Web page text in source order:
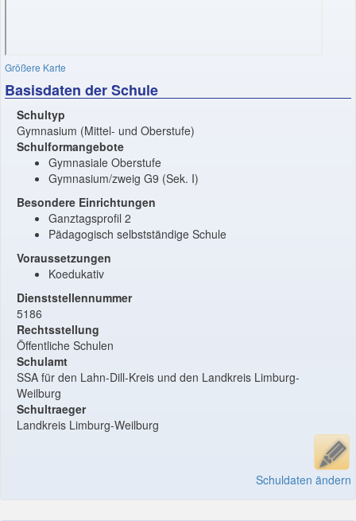
Größere Karte
Basisdaten der Schule
Schultyp
Gymnasium (Mittel- und Oberstufe)
Schulformangebote
Gymnasiale Oberstufe
Gymnasium/zweig G9 (Sek. I)
Besondere Einrichtungen
Ganztagsprofil 2
Pädagogisch selbstständige Schule
Voraussetzungen
Koedukativ
Dienststellennummer
5186
Rechtsstellung
Öffentliche Schulen
Schulamt
SSA für den Lahn-Dill-Kreis und den Landkreis Limburg-
Weilburg
Schultraeger
Landkreis Limburg-Weilburg
Schuldaten ändern